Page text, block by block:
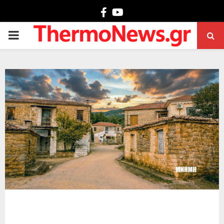
Facebook
PRIMARY